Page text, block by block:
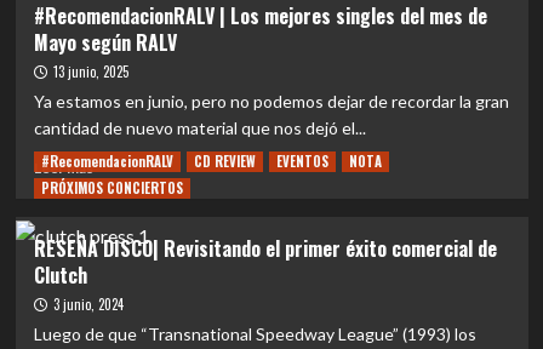
|
MAN
WITH
MISSION
ANUNCIA
SU
PRIMERA
LATINOAMERICANA
#RecomendacionRALV | Los mejores singles del mes de
Mayo según RALV
13 junio, 2025
Ya estamos en junio, pero no podemos dejar de recordar la gran
cantidad de nuevo material que nos dejó el...
Leer másLeer
más
#RecomendacionRALV
|
mejores
singles
#RecomendacionRALV CD REVIEW EVENTOS
NOTA
PRÓXIMOS CONCIERTOS
RESEÑA DISCO| Revisitando el primer éxito comercial de
Clutch
3 junio, 2024
Luego de que “Transnational Speedway League” (1993) los